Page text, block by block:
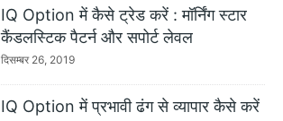
IQ Option में कैसे ट्रेड करें : मॉर्निंग स्टार
कैंडलस्टिक पैटर्न और सपोर्ट लेवल
दिसम्बर 26, 2019
IQ Option में प्रभावी ढंग से व्यापार कैसे करें